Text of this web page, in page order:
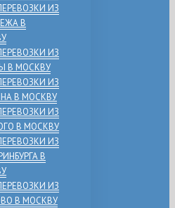
ИЗ
В
ИЗ
В МОСКВУ
ИЗ
В МОСКВУ
ИЗ
В МОСКВУ
ИЗ
В
ИЗ
В МОСКВУ